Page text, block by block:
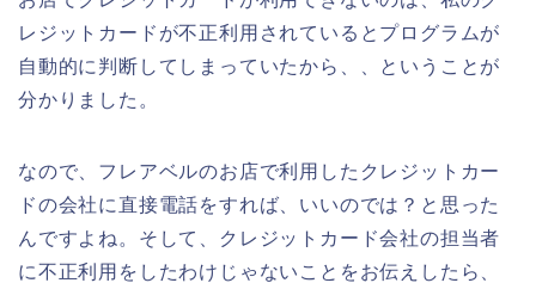
レジットカードが不正利用されているとプログラムが
自動的に判断してしまっていたから、、ということが
分かりました。
なので、フレアベルのお店で利用したクレジットカー
ドの会社に直接電話をすれば、いいのでは？と思った
んですよね。そして、クレジットカード会社の担当者
に不正利用をしたわけじゃないことをお伝えしたら、